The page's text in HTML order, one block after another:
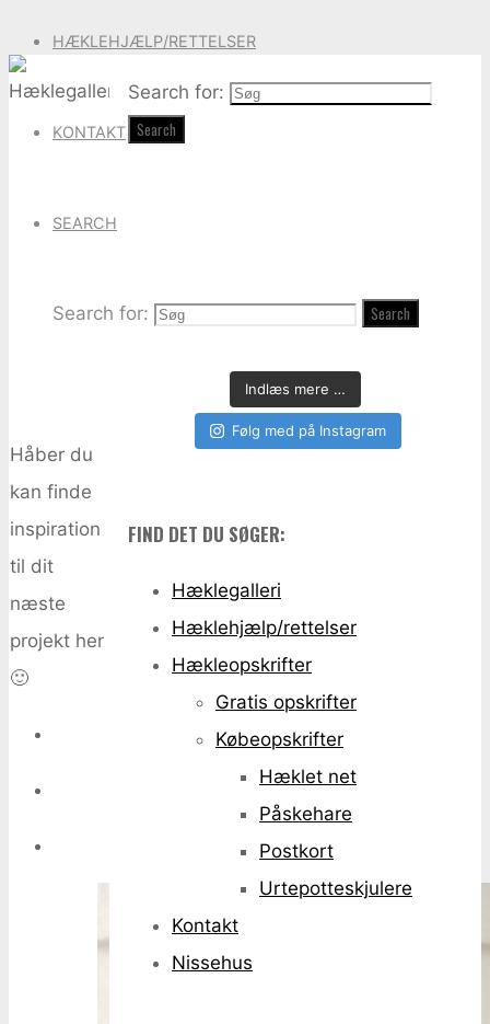
HÆKLEHJÆLP/RETTELSER
KONTAKT
SEARCH
Search for: Search
Håber du
kan finde
inspiration
til dit
næste
projekt her
🙂
Search for:
Search
Indlæs mere …
Følg med på Instagram
FIND DET DU SØGER:
Hæklegalleri
Hæklehjælp/rettelser
Hækleopskrifter
Gratis opskrifter
Købeopskrifter
Hæklet net
Påskehare
Postkort
Urtepotteskjulere
Kontakt
Nissehus